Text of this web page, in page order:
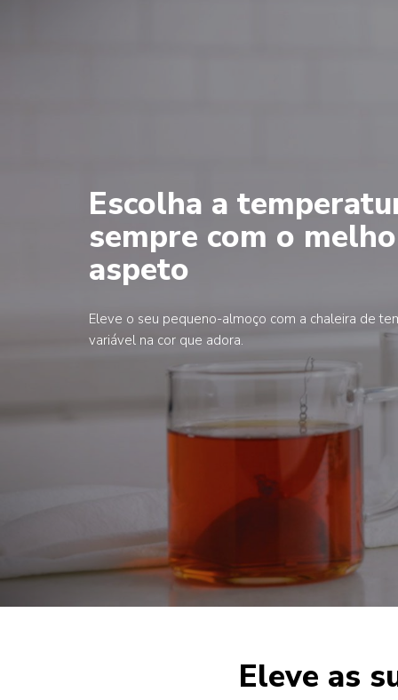
Escolha a
sempre com o
aspeto
Eleve o seu pequeno-almoço com a chaleira de
variável na cor que adora.
Eleve as